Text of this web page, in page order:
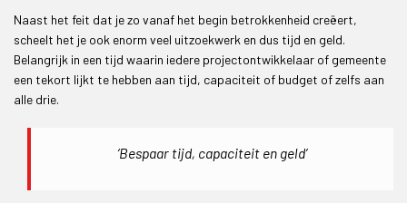
Naast het feit dat je zo vanaf het begin betrokkenheid creëert,
scheelt het je ook enorm veel uitzoekwerk en dus tijd en geld.
Belangrijk in een tijd waarin iedere projectontwikkelaar of gemeente
een tekort lijkt te hebben aan tijd, capaciteit of budget of zelfs aan
alle drie.
‘Bespaar tijd, capaciteit en geld’